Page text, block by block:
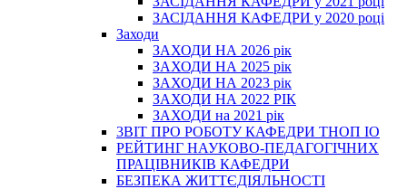
ЗАСІДАННЯ КАФЕДРИ у 2020 році
Заходи
ЗАХОДИ НА 2026 рік
ЗАХОДИ НА 2025 рік
ЗАХОДИ НА 2023 рік
ЗАХОДИ НА 2022 РІК
ЗАХОДИ на 2021 рік
3BIT ПРО РОБОТУ КАФЕДРИ ТНОП ІО
РЕЙТИНГ НАУКОВО-ПЕДАГОГІЧНИХ
ПРАЦІВНИКІВ КАФЕДРИ
БЕЗПЕКА ЖИТТЄДІЯЛЬНОСТІ